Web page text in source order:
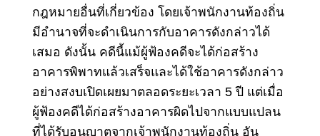
กฎหมายอื่นที่เกี่ยวข้อง โดยเจ้าพนักงานท้องถิ่น
มีอำนาจที่จะดำเนินการกับอาคารดังกล่าวได้
เสมอ ดังนั้น คดีนี้แม้ผู้ฟ้องคดีจะได้ก่อสร้าง
อาคารพิพาทแล้วเสร็จและได้ใช้อาคารดังกล่าว
อย่างสงบเปิดเผยมาตลอดระยะเวลา 5 ปี แต่เมื่อ
ผู้ฟ้องคดีได้ก่อสร้างอาคารผิดไปจากแบบแปลน
ที่ได้รับอนุญาตจากเจ้าพนักงานท้องถิ่น อัน